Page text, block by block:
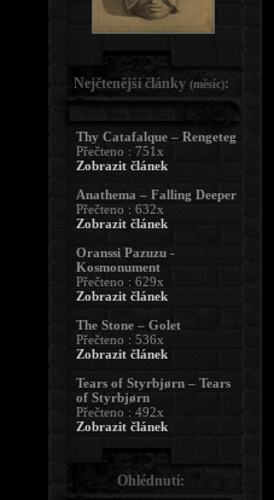
Nejčtenější články (měsíc):
Thy Catafalque – Rengeteg
Přečteno : 751x
Zobrazit článek
Anathema – Falling Deeper
Přečteno : 632x
Zobrazit článek
Oranssi Pazuzu -
Kosmonument
Přečteno : 629x
Zobrazit článek
The Stone – Golet
Přečteno : 536x
Zobrazit článek
Tears of Styrbjørn – Tears
of Styrbjørn
Přečteno : 492x
Zobrazit článek
Ohlédnutí: